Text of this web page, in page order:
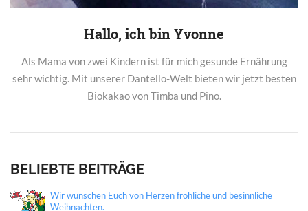
Hallo, ich bin Yvonne
Als Mama von zwei Kindern ist für mich gesunde Ernährung
sehr wichtig. Mit unserer Dantello-Welt bieten wir jetzt besten
Biokakao von Timba und Pino.
BELIEBTE BEITRÄGE
Wir wünschen Euch von Herzen fröhliche und besinnliche
Weihnachten.